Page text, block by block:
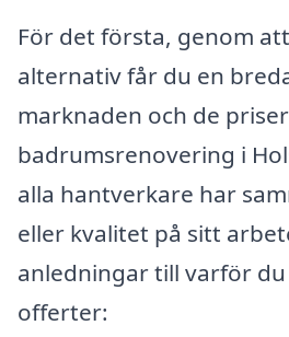
För det första, genom
alternativ får du en
marknaden och de
badrumsrenovering i
alla hantverkare har
eller kvalitet på sitt
anledningar till varför
offerter: